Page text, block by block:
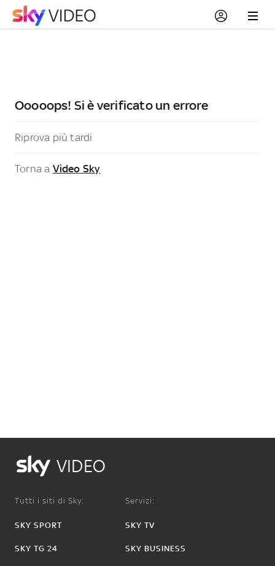
Ooooops! Si è verificato un errore
Riprova più tardi
Torna a Video Sky
VIDEO
Tutti i siti di Sky:
SKY SPORT
SKY TG 24
Servizi:
SKY TV
SKY BUSINESS